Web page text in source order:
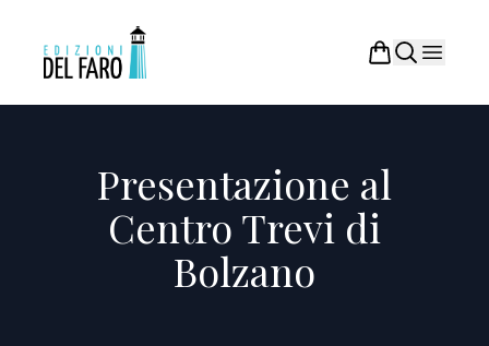
Presentazione al
Centro Trevi di
Bolzano